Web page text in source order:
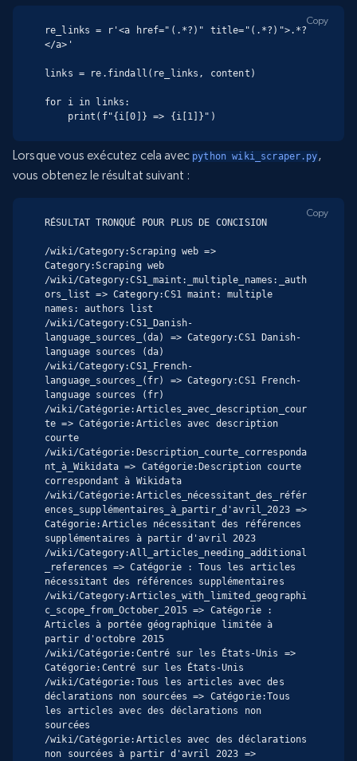
re_links = r'<a href="(.*?)" title="(.*?)">.*?
</a>'
links = re.findall(re_links, content)
for i in links:
    print(f"{i[0]} => {i[1]}")
Copy
Lorsque vous exécutez cela avec python wiki_scraper.py,
vous obtenez le résultat suivant :
RÉSULTAT TRONQUÉ POUR PLUS DE CONCISION
/wiki/Category:Scraping web =>
Category:Scraping web
/wiki/Category:CS1_maint:_multiple_names:_auth
ors_list => Category:CS1 maint: multiple
names: authors list
/wiki/Category:CS1_Danish-
language_sources_(da) => Category:CS1 Danish-
language sources (da)
/wiki/Category:CS1_French-
language_sources_(fr) => Category:CS1 French-
language sources (fr)
/wiki/Catégorie:Articles_avec_description_cour
te => Catégorie:Articles avec description
courte
/wiki/Catégorie:Description_courte_corresponda
nt_à_Wikidata => Catégorie:Description courte
correspondant à Wikidata
/wiki/Catégorie:Articles_nécessitant_des_référ
ences_supplémentaires_à_partir_d'avril_2023 =>
Catégorie:Articles nécessitant des références
supplémentaires à partir d'avril 2023
/wiki/Category:All_articles_needing_additional
_references => Catégorie : Tous les articles
nécessitant des références supplémentaires
/wiki/Category:Articles_with_limited_geographi
c_scope_from_October_2015 => Catégorie :
Articles à portée géographique limitée à
partir d'octobre 2015
/wiki/Catégorie:Centré sur les États-Unis =>
Catégorie:Centré sur les États-Unis
/wiki/Catégorie:Tous les articles avec des
déclarations non sourcées => Catégorie:Tous
les articles avec des déclarations non
sourcées
/wiki/Catégorie:Articles avec des déclarations
non sourcées à partir d'avril 2023 =>
Copy